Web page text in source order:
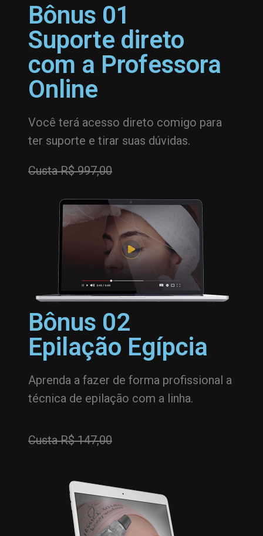
Bônus 01
Suporte direto
com a Professora
Online
Você terá acesso direto comigo para
ter suporte e tirar suas dúvidas.
Custa R$ 997,00
Bônus 02
Epilação Egípcia
Aprenda a fazer de forma profissional a
técnica de epilação com a linha.
Custa R$ 147,00